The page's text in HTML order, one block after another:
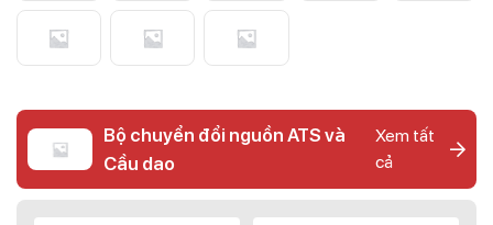
Bộ chuyển đổi nguồn ATS và
Cầu dao
Xem tất
cả